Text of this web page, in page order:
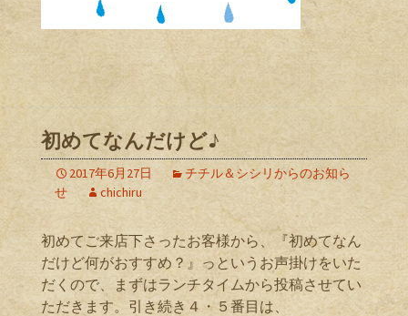
初めてなんだけど♪
2017年6月27日
チチル＆シシリからのお知ら
せ
chichiru
初めてご来店下さったお客様から、『初めてなん
だけど何がおすすめ？』っというお声掛けをいた
だくので、まずはランチタイムから投稿させてい
ただきます。引き続き４・５番目は、